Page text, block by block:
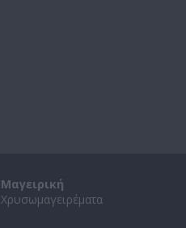
Μαγειρική
Χρυσωμαγειρέματα